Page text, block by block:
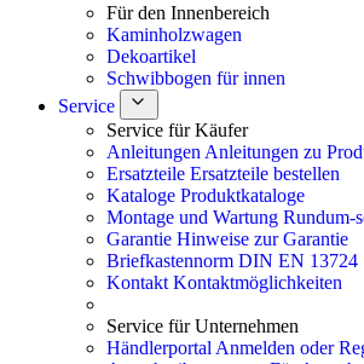
Für den Innenbereich
Kaminholzwagen
Dekoartikel
Schwibbogen für innen
Service
Service für Käufer
Anleitungen Anleitungen zu
Ersatzteile Ersatzteile bestellen
Kataloge Produktkataloge
Montage und Wartung Rundum-
Garantie Hinweise zur Garantie
Briefkastennorm DIN EN 13724
Kontakt Kontaktmöglichkeiten
Service für Unternehmen
Händlerportal Anmelden oder